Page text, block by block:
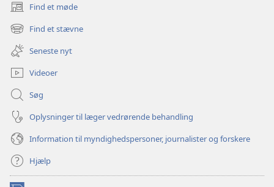
Find et møde
(åbner
nyt
vindue)
Find et stævne
(åbner
nyt
vindue)
Seneste nyt
Videoer
Søg
Oplysninger til læger vedrørende behandling
Information til myndighedspersoner, journalister og forskere
Hjælp